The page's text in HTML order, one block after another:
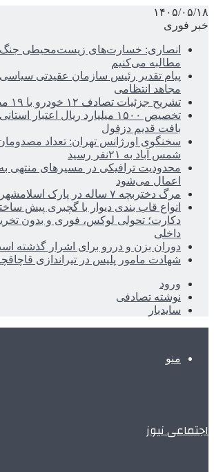
۱۴۰۵/۰۵/۱۸
خبر فوری
انصاری: خسارت‌های زیست‌محیطی جنگ
مطالبه‌ می‌کنیم
پیام تقدیر رئیس سازمان عقیدتی سیاسی
مجاهد انتظامی
تشریح جزئیات تصادف ۱۲ خودرو با ۱۹ مصدوم
تخصیص ۱۵۰۰ میلیارد ریال اعتبار
بافت قدیم دزفول
سخنگوی اورژانس تهران: تعداد
شمس آباد به ۲۱نفر رسید
محدودیت ترافیکی در مسیرهای منتهی
اعمال می‌شود
مرگ دختربچه ۷ ساله در پارک اسلامشهر
انواع قاب بندی دیوار با گچبری پیش
دکارت؛ تحولی لوکس، فوری و بدون
داخلی
دوران بزن و دررو برای اشرار گذشته
شهادت مامور پلیس در تیراندازی
ورود
نوشته تصادفی
سایدبار
منو
اجتماعی نیوز